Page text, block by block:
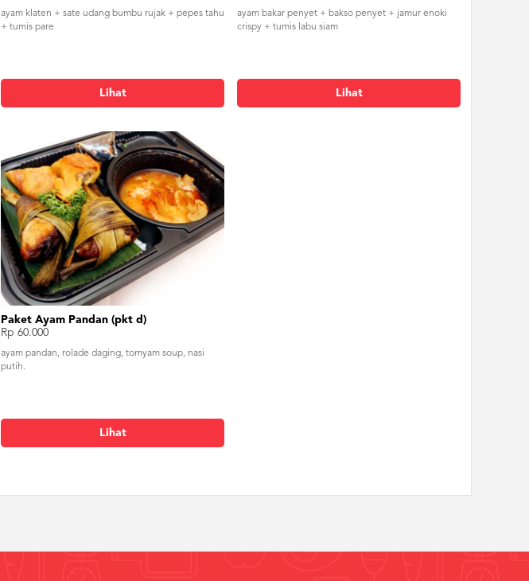
ayam klaten + sate udang bumbu rujak + pepes tahu
+ tumis pare
Lihat
ayam bakar penyet + bakso penyet + jamur enoki
crispy + tumis labu siam
Lihat
Paket Ayam Pandan (pkt d)
Rp 60.000
ayam pandan, rolade daging, tomyam soup, nasi
putih.
Lihat